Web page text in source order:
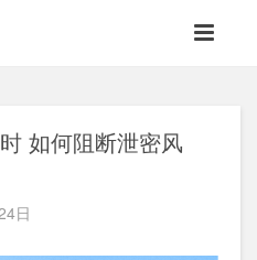
如何阻断泄密风
日